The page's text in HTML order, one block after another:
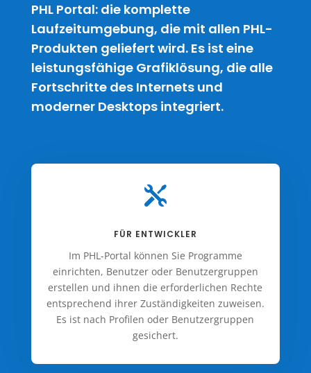
PHL Portal: die komplette
Laufzeitumgebung, die mit allen PHL-
Produkten geliefert wird. Es ist eine
leistungsfähige Grafiklösung, die alle
Fortschritte des Internets und
moderner Desktops integriert.

FÜR ENTWICKLER
Im PHL-Portal können Sie Programme
einrichten, Benutzer oder Benutzergruppen
erstellen und ihnen die erforderlichen Rechte
entsprechend ihrer Zuständigkeiten zuweisen.
Es ist nach Profilen oder Benutzergruppen
gesichert.